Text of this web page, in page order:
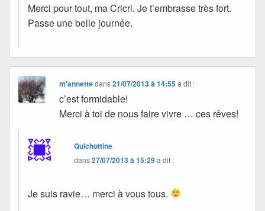
Merci pour tout, ma Cricri. Je t’embrasse très fort.
Passe une belle journée.
m'annettedans21/07/2013 à 14:55 a dit :
c’est formidable!
Merci à toi de nous faire vivre … ces rêves!
Quichottine
dans27/07/2013 à 15:29a dit :
Je suis ravie… merci à vous tous.